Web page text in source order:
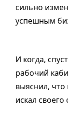
сильно
успешным
И когда,
рабочий
выяснил, что
искал своего